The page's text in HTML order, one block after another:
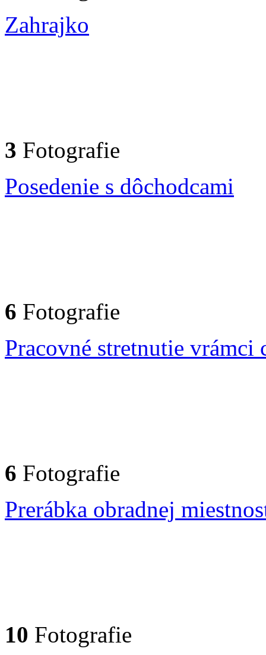
Zahrajko
3 Fotografie
Posedenie s dôchodcami
6 Fotografie
Pracovné stretnutie vrámci
6 Fotografie
Prerábka obradnej
10 Fotografie